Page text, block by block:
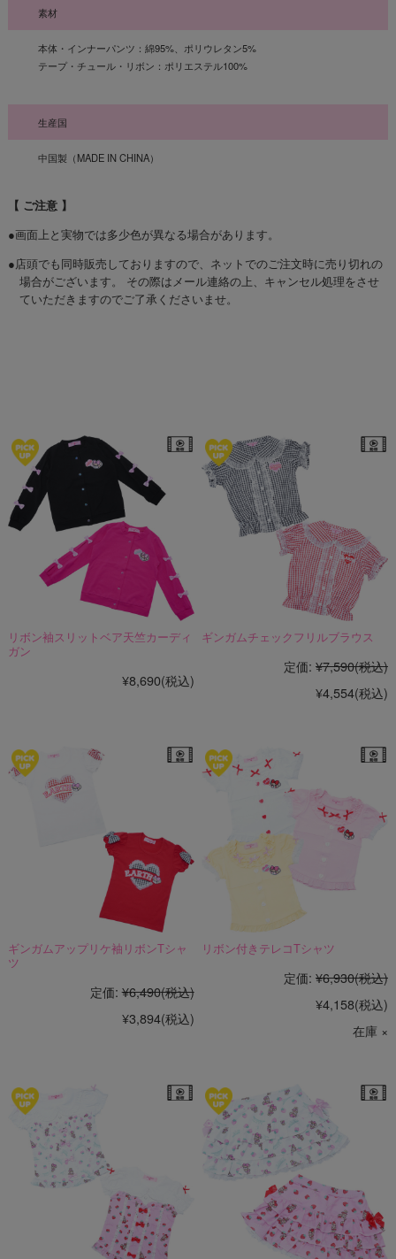
素材
本体・インナーパンツ：綿95%、ポリウレタン5%
テープ・チュール・リボン：ポリエステル100%
生産国
中国製（MADE IN CHINA）
【 ご注意 】
●画面上と実物では多少色が異なる場合があります。
●店頭でも同時販売しておりますので、ネットでのご注文時に売り切れの
場合がございます。 その際はメール連絡の上、キャンセル処理をさせ
ていただきますのでご了承くださいませ。
リボン袖スリットベア天竺カーディ
ガン
¥8,690(税込)
ギンガムチェックフリルブラウス
定価: ¥7,590(税込)
¥4,554(税込)
ギンガムアップリケ袖リボンTシャ
ツ
定価: ¥6,490(税込)
¥3,894(税込)
リボン付きテレコTシャツ
定価: ¥6,930(税込)
¥4,158(税込)
在庫 ×